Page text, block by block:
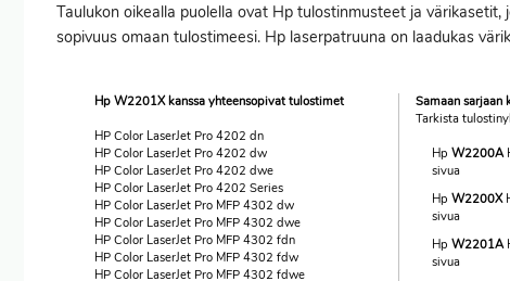
Taulukon oikealla puolella ovat Hp tulostinmusteet ja
sopivuus omaan tulostimeesi. Hp laserpatruuna on laadukas
Hp W2201X kanssa yhteensopivat tulostimet
HP Color LaserJet Pro 4202 dn
HP Color LaserJet Pro 4202 dw
HP Color LaserJet Pro 4202 dwe
HP Color LaserJet Pro 4202 Series
HP Color LaserJet Pro MFP 4302 dw
HP Color LaserJet Pro MFP 4302 dwe
HP Color LaserJet Pro MFP 4302 fdn
HP Color LaserJet Pro MFP 4302 fdw
HP Color LaserJet Pro MFP 4302 fdwe
Samaan sarjaan
Tarkista
Hp W2200A
sivua
Hp W2200X
sivua
Hp W2201A
sivua